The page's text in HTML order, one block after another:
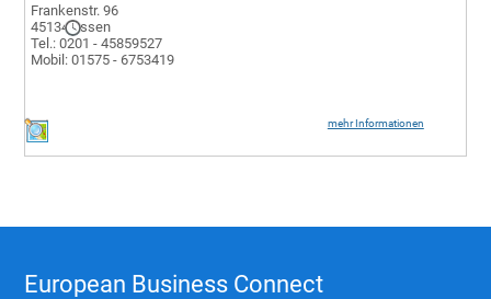
mehr Informationen
Frankenstr. 96
45134 Essen
Tel.: 0201 - 45859527
Mobil: 01575 - 6753419
European Business Connect